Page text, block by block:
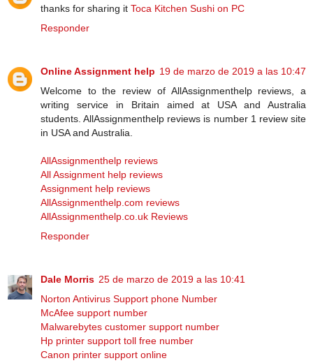
thanks for sharing it Toca Kitchen Sushi on PC
Responder
Online Assignment help 19 de marzo de 2019 a las 10:47
Welcome to the review of AllAssignmenthelp reviews, a
writing service in Britain aimed at USA and Australia
students. AllAssignmenthelp reviews is number 1 review site
in USA and Australia.
AllAssignmenthelp reviews
All Assignment help reviews
Assignment help reviews
AllAssignmenthelp.com reviews
AllAssignmenthelp.co.uk Reviews
Responder
Dale Morris 25 de marzo de 2019 a las 10:41
Norton Antivirus Support phone Number
McAfee support number
Malwarebytes customer support number
Hp printer support toll free number
Canon printer support online